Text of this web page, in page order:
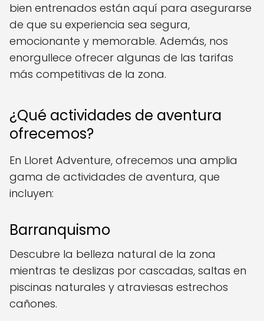
bien entrenados están aquí para asegurarse
de que su experiencia sea segura,
emocionante y memorable. Además, nos
enorgullece ofrecer algunas de las tarifas
más competitivas de la zona.
¿Qué actividades de aventura
ofrecemos?
En Lloret Adventure, ofrecemos una amplia
gama de actividades de aventura, que
incluyen:
Barranquismo
Descubre la belleza natural de la zona
mientras te deslizas por cascadas, saltas en
piscinas naturales y atraviesas estrechos
cañones.